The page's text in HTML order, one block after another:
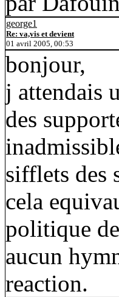
george1
Re: va,vis et devient
01 avril 2005, 00:53
bonjour,
j attendais
des
sifflets des
cela
politique
aucun
reaction.